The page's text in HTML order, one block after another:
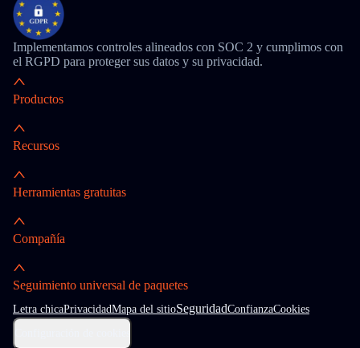
Implementamos controles alineados con SOC 2 y cumplimos con
el RGPD para proteger sus datos y su privacidad.
Productos
Recursos
Herramientas gratuitas
Compañía
Seguimiento universal de paquetes
Letra chicaPrivacidadMapa del sitioSeguridadConfianzaCookies